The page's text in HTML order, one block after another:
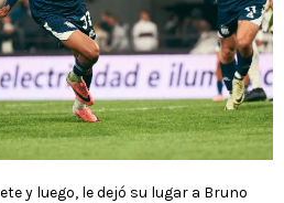
y luego, le dejó su lugar a Bruno